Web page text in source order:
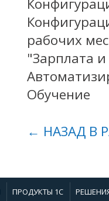
рабочих
"Зарплата
Обучение
← НАЗАД В
ПРОДУКТЫ 1С